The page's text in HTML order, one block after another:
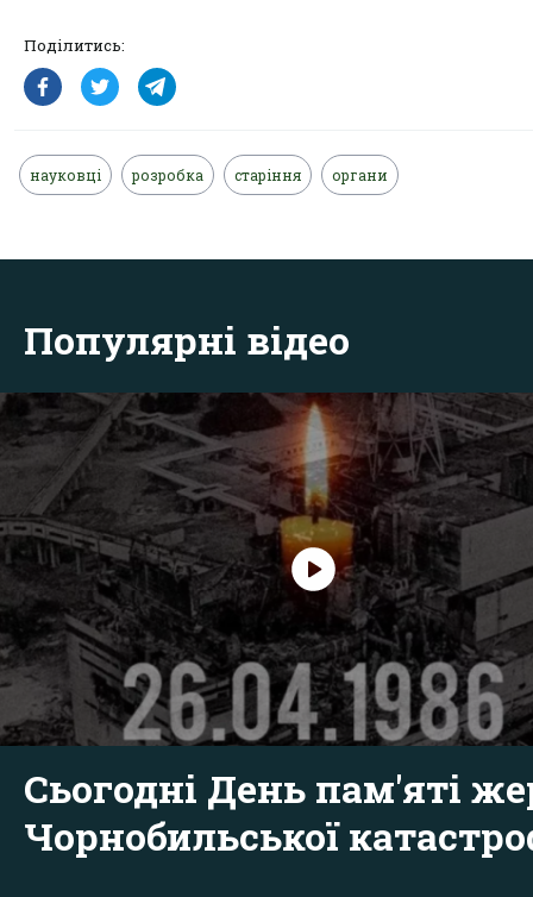
Поділитись:
науковці розробка старіння органи
Популярні відео
Сьогодні День пам'яті
Чорнобильської